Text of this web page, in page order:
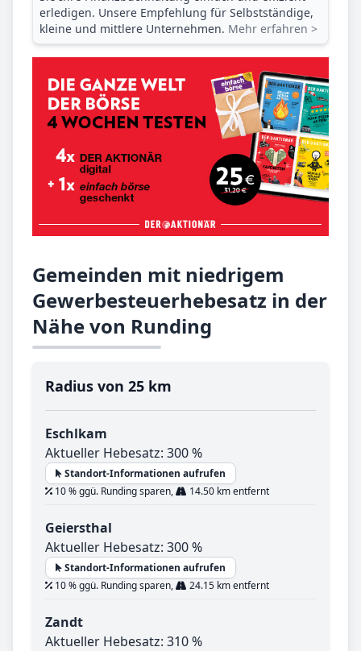
erledigen. Unsere Empfehlung für Selbstständige,
kleine und mittlere Unternehmen. Mehr erfahren >
Gemeinden mit niedrigem
Gewerbesteuerhebesatz in der
Nähe von Runding
Radius von 25 km
Eschlkam
Aktueller Hebesatz: 300 %
Standort-Informationen aufrufen
10 % ggü. Runding sparen,
14.50 km entfernt
Geiersthal
Aktueller Hebesatz: 300 %
Standort-Informationen aufrufen
10 % ggü. Runding sparen,
24.15 km entfernt
Zandt
Aktueller Hebesatz: 310 %